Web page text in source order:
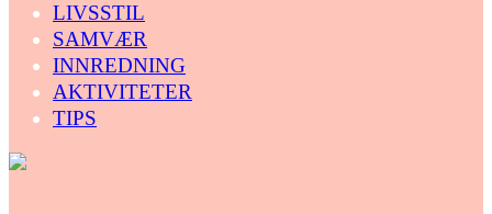
LIVSSTIL
SAMVÆR
INNREDNING
AKTIVITETER
TIPS